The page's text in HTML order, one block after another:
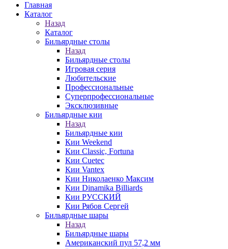
Главная
Каталог
Назад
Каталог
Бильярдные столы
Назад
Бильярдные столы
Игровая серия
Любительские
Профессиональные
Суперпрофессиональные
Эксклюзивные
Бильярдные кии
Назад
Бильярдные кии
Кии Weekend
Кии Classic, Fortuna
Кии Cuetec
Кии Vantex
Кии Николаенко Максим
Кии Dinamika Billiards
Кии РУССКИЙ
Кии Рябов Сергей
Бильярдные шары
Назад
Бильярдные шары
Американский пул 57,2 мм